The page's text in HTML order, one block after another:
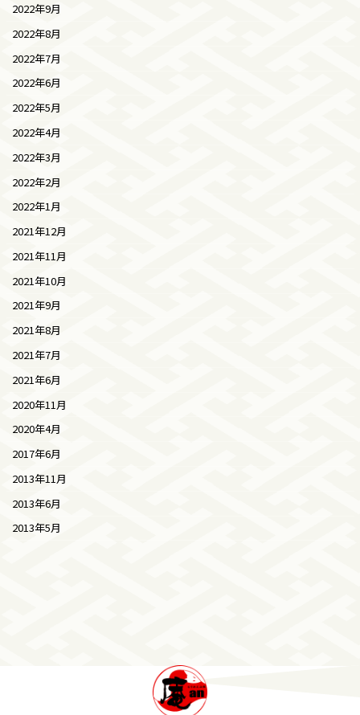
2022年9月
2022年8月
2022年7月
2022年6月
2022年5月
2022年4月
2022年3月
2022年2月
2022年1月
2021年12月
2021年11月
2021年10月
2021年9月
2021年8月
2021年7月
2021年6月
2020年11月
2020年4月
2017年6月
2013年11月
2013年6月
2013年5月